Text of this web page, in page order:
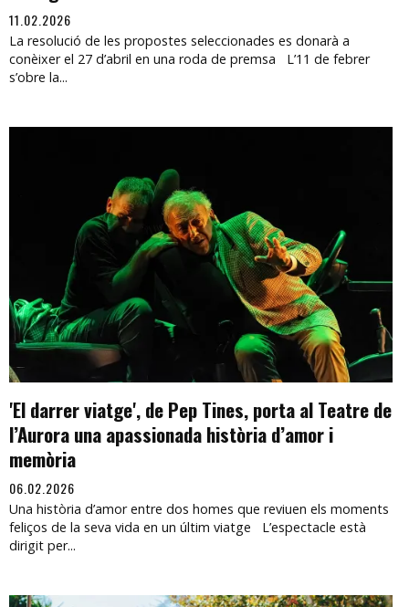
11.02.2026
La resolució de les propostes seleccionades es donarà a
conèixer el 27 d’abril en una roda de premsa L’11 de febrer
s’obre la...
'El darrer viatge', de Pep Tines, porta al Teatre de
l’Aurora una apassionada història d’amor i
memòria
06.02.2026
Una història d’amor entre dos homes que reviuen els moments
feliços de la seva vida en un últim viatge L’espectacle està
dirigit per...